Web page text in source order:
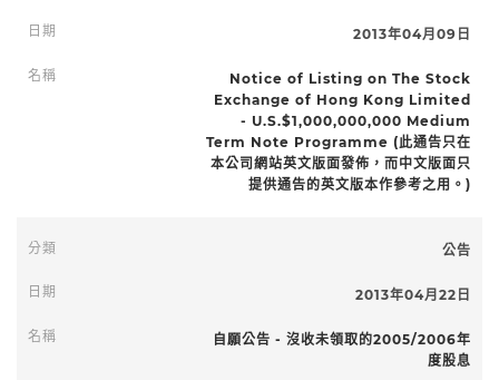
2013年04月09日
Notice of Listing on The Stock
Exchange of Hong Kong Limited
- U.S.$1,000,000,000 Medium
Term Note Programme (此通告只在
本公司網站英文版面發佈，而中文版面只
提供通告的英文版本作參考之用。)
公告
2013年04月22日
自願公告 - 沒收未領取的2005/2006年
度股息